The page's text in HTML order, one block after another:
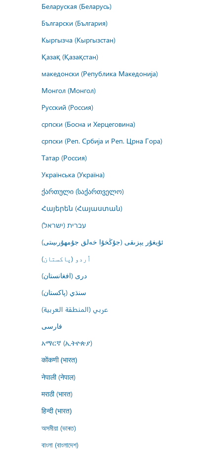
Беларуская (Беларусь)
Български (България)
Кыргызча (Кыргызстан)
Қазақ (Қазақстан)
македонски (Република Македонија)
Монгол (Монгол)
Русский (Россия)
српски (Босна и Херцеговина)
српски (Реп. Србија и Реп. Црна Гора)
Татар (Россия)
Українська (Україна)
ქართული (საქართველო)
Հայերեն (Հայաստան)
עברית (ישראל)
ئۇيغۇر يېزىقى (جۇڭخۇا خەلق جۇمھۇرىيىتى)
اُردو (پاکستان)
درى (افغانستان)
سنڌي (پاکستان)
عربي (المنطقة العربية)
فارسى
አማርኛ (ኢትዮጵያ)
कोंकणी (भारत)
नेपाली (नेपाल)
मराठी (भारत)
हिन्दी (भारत)
অসমীয়া (ভাৰত)
বাংলা (বাংলাদেশ)